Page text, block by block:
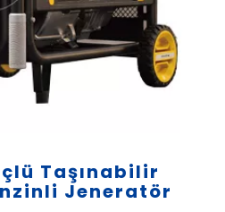
Taşınabilir
Jeneratör